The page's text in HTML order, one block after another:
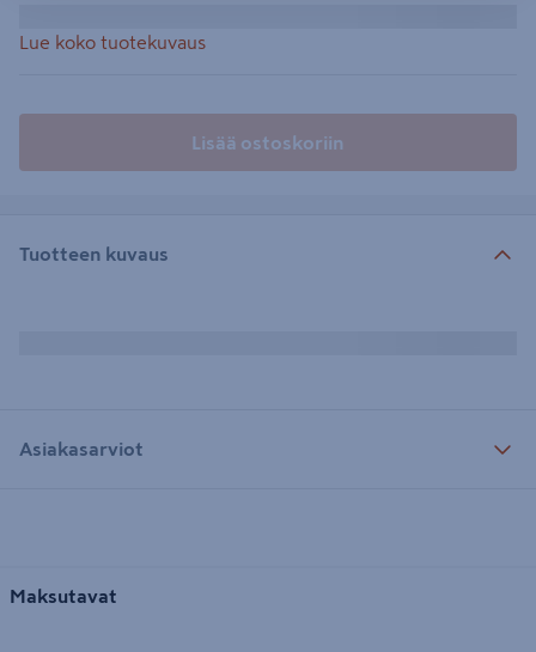
Lue koko tuotekuvaus
Lisää ostoskoriin
Tuotteen kuvaus
Asiakasarviot
Maksutavat